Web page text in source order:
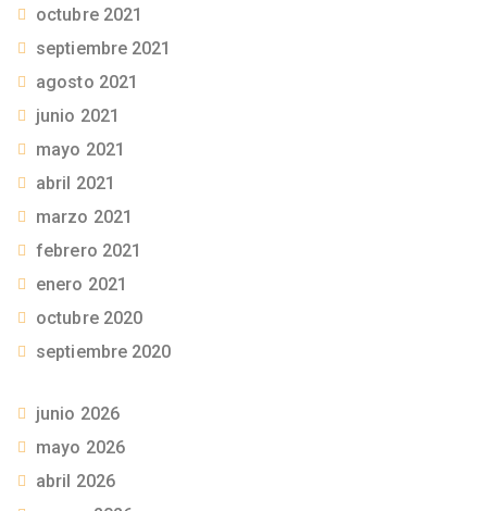
octubre 2021
septiembre 2021
agosto 2021
junio 2021
mayo 2021
abril 2021
marzo 2021
febrero 2021
enero 2021
octubre 2020
septiembre 2020
junio 2026
mayo 2026
abril 2026